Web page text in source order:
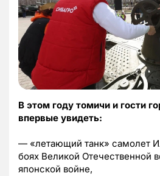
В этом году томичи и гости
впервые увидеть:
— «летающий танк» самолет
боях Великой Отечественной
японской войне,